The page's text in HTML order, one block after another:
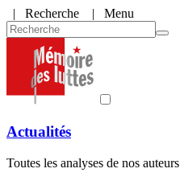
| Recherche | Menu
Actualités
Toutes les analyses de nos auteurs